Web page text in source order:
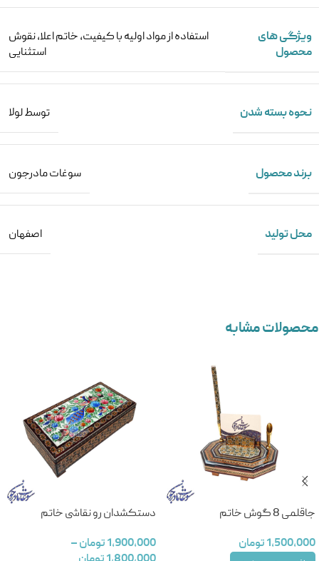
ویژگی های
محصول
استفاده از مواد اولیه با کیفیت,خاتم اعلا,نقوش
استثنایی
نحوه بسته شدن توسط لولا
برند محصول سوغات مادرجون
محل تولید اصفهان
محصولات مشابه
جاقلمی 8 گوش خاتم
1,500,000تومان
دستکشدان رو نقاشی خاتم
1,900,000تومان–